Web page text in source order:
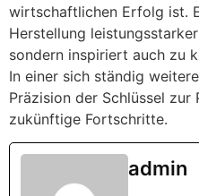
wirtschaftlichen Erfolg ist.
Herstellung
sondern inspiriert auch zu
In einer sich ständig
Präzision der Schlüssel
zukünftige Fortschritte.
admin